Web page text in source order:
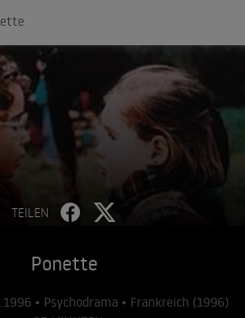
TEILEN
Ponette
• Psychodrama • Frankreich (1996)